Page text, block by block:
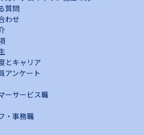
質問
わせ
とキャリア
アンケート
ーサービス職
・事務職